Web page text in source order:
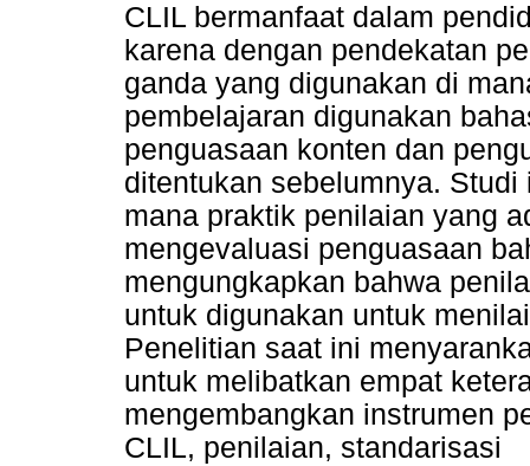
CLIL bermanfaat dalam
karena dengan pendekatan
ganda yang digunakan di
pembelajaran digunakan
penguasaan konten dan
ditentukan sebelumnya.
mana praktik penilaian yang
mengevaluasi penguasaan
mengungkapkan bahwa
untuk digunakan untuk
Penelitian saat ini
untuk melibatkan empat
mengembangkan instrumen
CLIL, penilaian, standarisasi